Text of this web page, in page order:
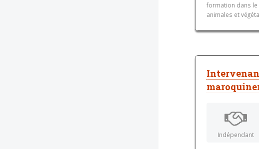
formation dans
animales et
Indépendant